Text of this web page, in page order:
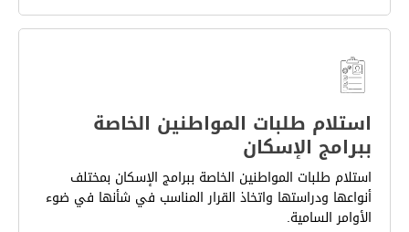
استلام طلبات المواطنين الخاصة
ببرامج الإسكان
استلام طلبات المواطنين الخاصة ببرامج الإسكان بمختلف
أنواعها ودراستها واتخاذ القرار المناسب في شأنها في ضوء
الأوامر السامية.